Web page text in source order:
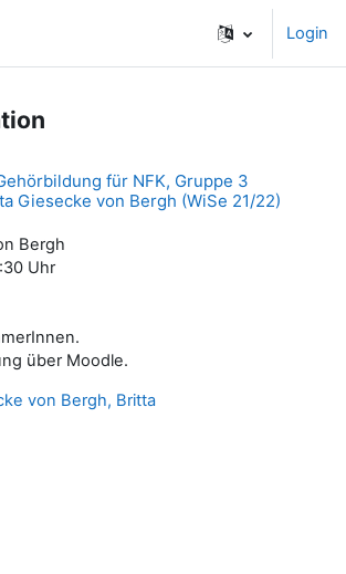
Login
für NFK, Gruppe 3
Giesecke von Bergh (WiSe 21/22)
Bergh
Uhr
über Moodle.
von Bergh, Britta